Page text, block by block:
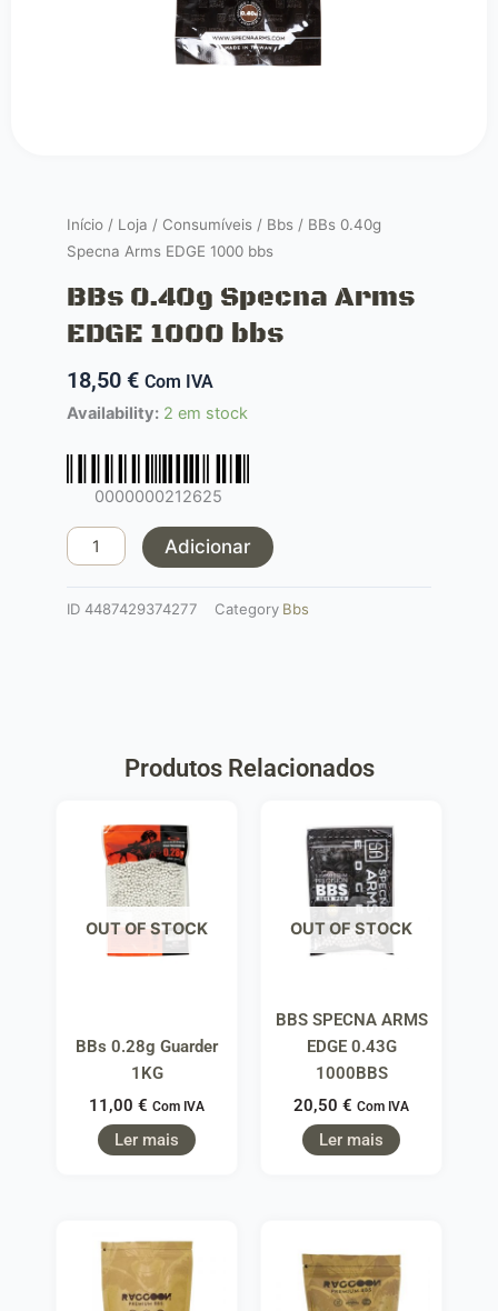
Início / Loja / Consumíveis / Bbs / BBs 0.40g
Specna Arms EDGE 1000 bbs
BBs 0.40g Specna Arms
EDGE 1000 bbs
18,50 € Com IVA
Availability: 2 em stock
0000000212625
Quantidade
0.40g
Arms
EDGE
1000
Adicionar
ID 4487429374277 Category Bbs
Produtos Relacionados
OUT OF STOCK
BBs 0.28g Guarder
1KG
11,00 € Com IVA
Ler mais
OUT OF STOCK
BBS SPECNA ARMS
EDGE 0.43G
1000BBS
20,50 € Com IVA
Ler mais